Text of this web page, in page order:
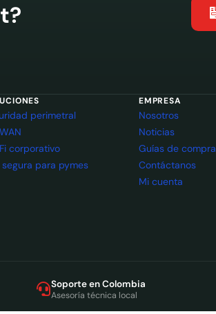
perimetral
corporativo
segura para pymes
EMPRESA
Nosotros
Noticias
Guías de compra
Contáctanos
Mi cuenta
Soporte en Colombia
Asesoría técnica local